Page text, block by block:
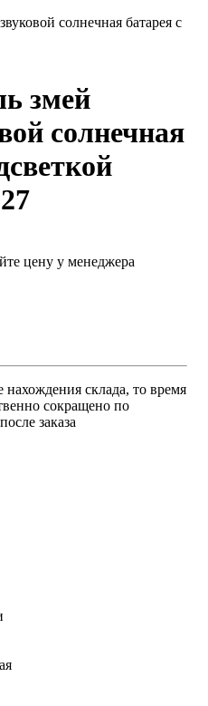
змей
солнечная
цену у менеджера
нахождения склада, то время
сокращено по
заказа